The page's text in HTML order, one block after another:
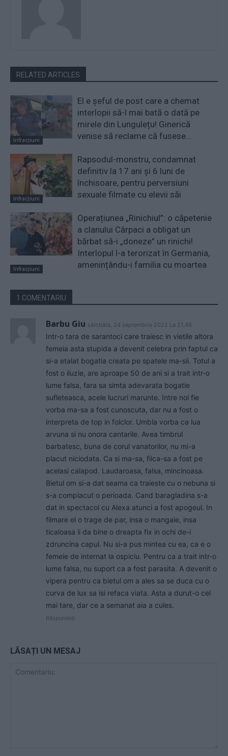
RELATED ARTICLES
Infracțiuni
El e șeful de post care a chemat
interlopii să-l mai bată o dată pe
mirele din Lungulețu! Ginerică
venise să reclame că fusese...
Infracțiuni
Rapsodul-monstru, condamnat
definitiv la 17 ani și 6 luni de
închisoare, pentru perversiuni
sexuale filmate cu elevii săi
Infracțiuni
Operațiunea „Rinichiul”: o căpetenie
a clanului Cârpaci a obligat un
bărbat să-i „doneze” un rinichi!
Interlopul l-a terorizat în Germania,
amenințându-i familia cu moartea
1 COMENTARIU
Barbu Giu sâmbătă, 24 septembrie 2022 La 21.46
Intr-o tara de sarantoci care traiesc in vietile altora
femeia asta stupida a devenit celebra prin faptul ca
si-a etalat bogatia creata pe spatele ma-sii. Totul a
fost o iluzie, are aproape 50 de ani si a trait intr-o
lume falsa, fara sa simta adevarata bogatie
sufleteasca, acele lucruri marunte. Intre noi fie
vorba ma-sa a fost cunoscuta, dar nu a fost o
interpreta de top in folclor. Umbla vorba ca lua
arvuna si nu onora cantarile. Avea timbrul
barbatesc, buna de corul vanatorilor, nu mi-a
placut niciodata. Ca si ma-sa, fiica-sa a fost pe
acelasi calapod. Laudaroasa, falsa, mincinoasa.
Bietul om si-a dat seama ca traieste cu o nebuna si
s-a complacut o perioada. Cand baragladina s-a
dat in spectacol cu Alexa atunci a fost apogeul. In
filmare el o trage de par, insa o mangaie, insa
ticaloasa ii da bine o dreapta fix in ochi de-i
zdruncina capul. Nu si-a pus mintea cu ea, ca e o
femeie de internat la ospiciu. Pentru ca a trait intr-o
lume falsa, nu suport ca a fost parasita. A devenit o
vipera pentru ca bietul om a ales sa se duca cu o
curva de lux sa isi refaca viata. Asta a durut-o cel
mai tare, dar ce a semanat aia a cules.
Răspundeți
LĂSAȚI UN MESAJ